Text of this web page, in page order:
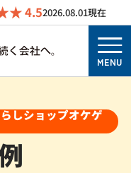
4.52026.08.01現在
MENU
しショップオケゲ